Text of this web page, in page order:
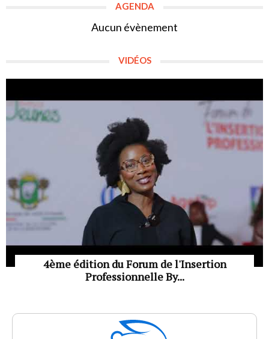
AGENDA
Aucun évènement
VIDÉOS
4ème édition du Forum de l'Insertion
Professionnelle By...